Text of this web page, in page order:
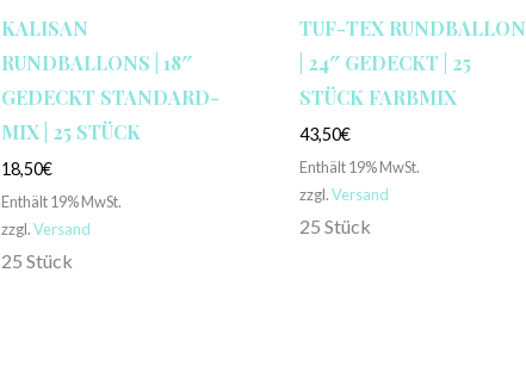
KALISAN
RUNDBALLONS | 18″
GEDECKT STANDARD-
MIX | 25 STÜCK
18,50€
Enthält 19% MwSt.
zzgl.Versand
25 Stück
TUF-TEX RUNDBALLON
| 24″ GEDECKT | 25
STÜCK FARBMIX
43,50€
Enthält 19% MwSt.
zzgl.Versand
25 Stück